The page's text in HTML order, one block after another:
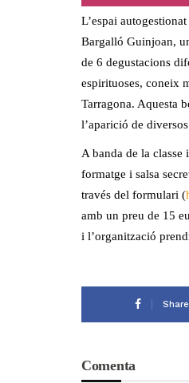
L’espai
Bargalló Guinjoan,
de 6 degustacions
espirituoses, coneix
Tarragona. Aquesta
l’aparició de
A banda de la
formatge i salsa
través del formulari (
amb un preu de 15
i l’organització
Comenta